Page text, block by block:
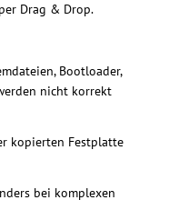
Drag & Drop.
Bootloader,
nicht korrekt
kopierten Festplatte
bei komplexen